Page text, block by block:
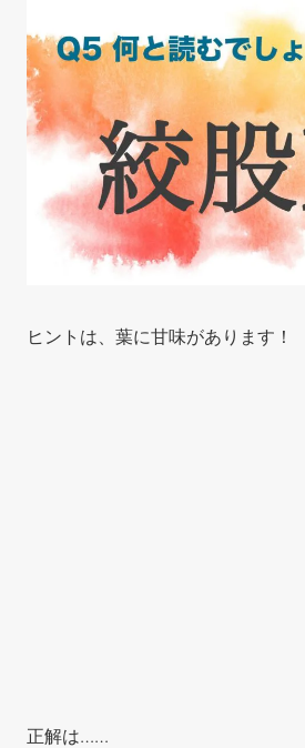
ヒントは、葉に甘味があります！
正解は……